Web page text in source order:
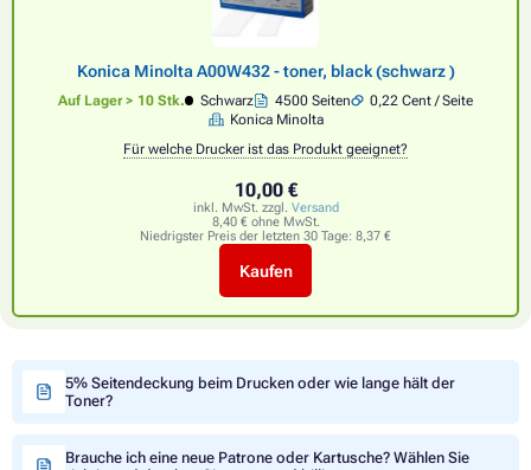
Konica Minolta A00W432 - toner, black (schwarz )
Auf Lager > 10 Stk. Schwarz 4500 Seiten
0,22 Cent / Seite
Konica Minolta
Für welche Drucker ist das Produkt geeignet?
10,00 €
inkl. MwSt. zzgl. Versand
8,40 € ohne MwSt.
Niedrigster Preis der letzten 30 Tage: 8,37 €
Kaufen
5% Seitendeckung beim Drucken oder wie lange hält der
Toner?
Brauche ich eine neue Patrone oder Kartusche? Wählen Sie